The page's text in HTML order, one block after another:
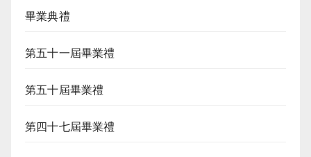
畢業典禮
第五十一屆畢業禮
第五十屆畢業禮
第四十七屆畢業禮